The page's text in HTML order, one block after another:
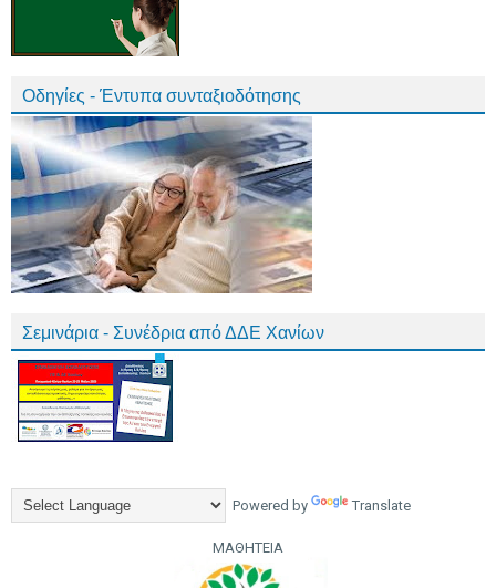
Οδηγίες - Έντυπα συνταξιοδότησης
Σεμινάρια - Συνέδρια από ΔΔΕ Χανίων
Powered by Translate
ΜΑΘΗΤΕΙΑ